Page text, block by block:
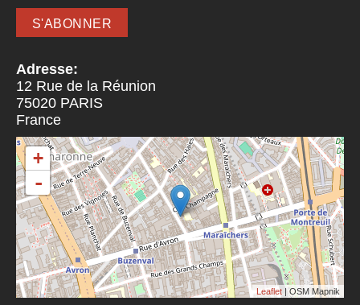
Adresse:
12 Rue de la Réunion
75020 PARIS
France
+
-
Leaflet | OSM Mapnik